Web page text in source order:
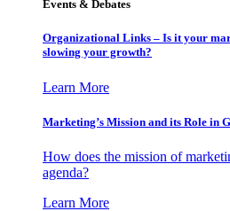
Events & Debates
Organizational Links – Is it your
slowing your growth?
Learn More
Marketing’s Mission and its Role in
How does the mission of
agenda?
Learn More